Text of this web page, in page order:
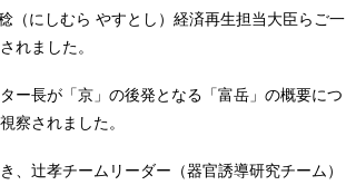
（にしむら やすとし）経済再生担当大臣らご一
れました。
ー長が「京」の後発となる「富岳」の概要につ
察されました。
辻孝チームリーダー（器官誘導研究チーム）